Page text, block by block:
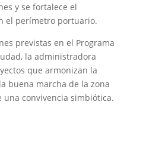
y se fortalece el
el perímetro portuario.
previstas en el Programa
la administradora
que armonizan la
buena marcha de la zona
una convivencia simbiótica.